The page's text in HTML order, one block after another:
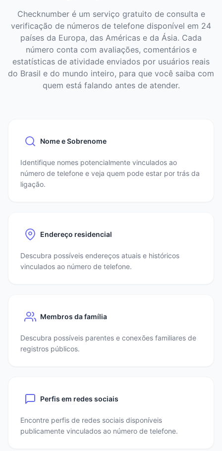
Checknumber é um serviço gratuito de consulta e
verificação de números de telefone disponível em 24
países da Europa, das Américas e da Ásia. Cada
número conta com avaliações, comentários e
estatísticas de atividade enviados por usuários reais
do Brasil e do mundo inteiro, para que você saiba com
quem está falando antes de atender.
Nome e Sobrenome
Identifique nomes potencialmente vinculados ao
número de telefone e veja quem pode estar por trás da
ligação.
Endereço residencial
Descubra possíveis endereços atuais e históricos
vinculados ao número de telefone.
Membros da família
Descubra possíveis parentes e conexões familiares de
registros públicos.
Perfis em redes sociais
Encontre perfis de redes sociais disponíveis
publicamente vinculados ao número de telefone.